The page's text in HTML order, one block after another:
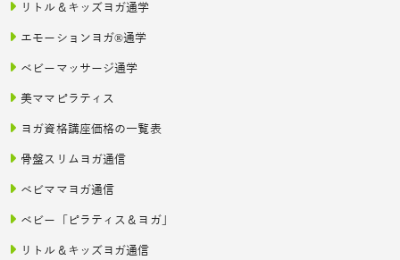
リトル＆キッズヨガ通学
エモーションヨガ®通学
ベビーマッサージ通学
美ママピラティス
ヨガ資格講座価格の一覧表
骨盤スリムヨガ通信
ベビママヨガ通信
ベビー「ピラティス＆ヨガ」
リトル＆キッズヨガ通信